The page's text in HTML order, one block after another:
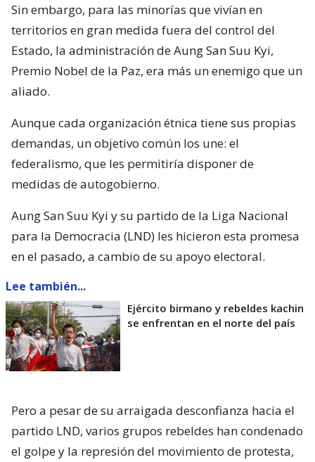
Sin embargo, para las minorías que vivían en
territorios en gran medida fuera del control del
Estado, la administración de Aung San Suu Kyi,
Premio Nobel de la Paz, era más un enemigo que un
aliado.
Aunque cada organización étnica tiene sus propias
demandas, un objetivo común los une: el
federalismo, que les permitiría disponer de
medidas de autogobierno.
Aung San Suu Kyi y su partido de la Liga Nacional
para la Democracia (LND) les hicieron esta promesa
en el pasado, a cambio de su apoyo electoral.
Lee también...
Ejército birmano y rebeldes kachin
se enfrentan en el norte del país
Pero a pesar de su arraigada desconfianza hacia el
partido LND, varios grupos rebeldes han condenado
el golpe y la represión del movimiento de protesta,